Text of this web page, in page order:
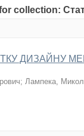
collection:
ДИЗАЙНУ
; Лампека,